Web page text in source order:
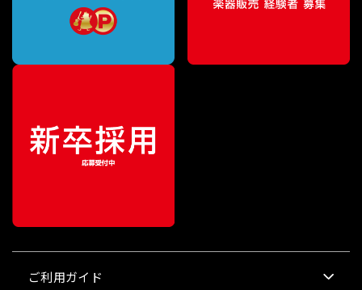
ご利用ガイド